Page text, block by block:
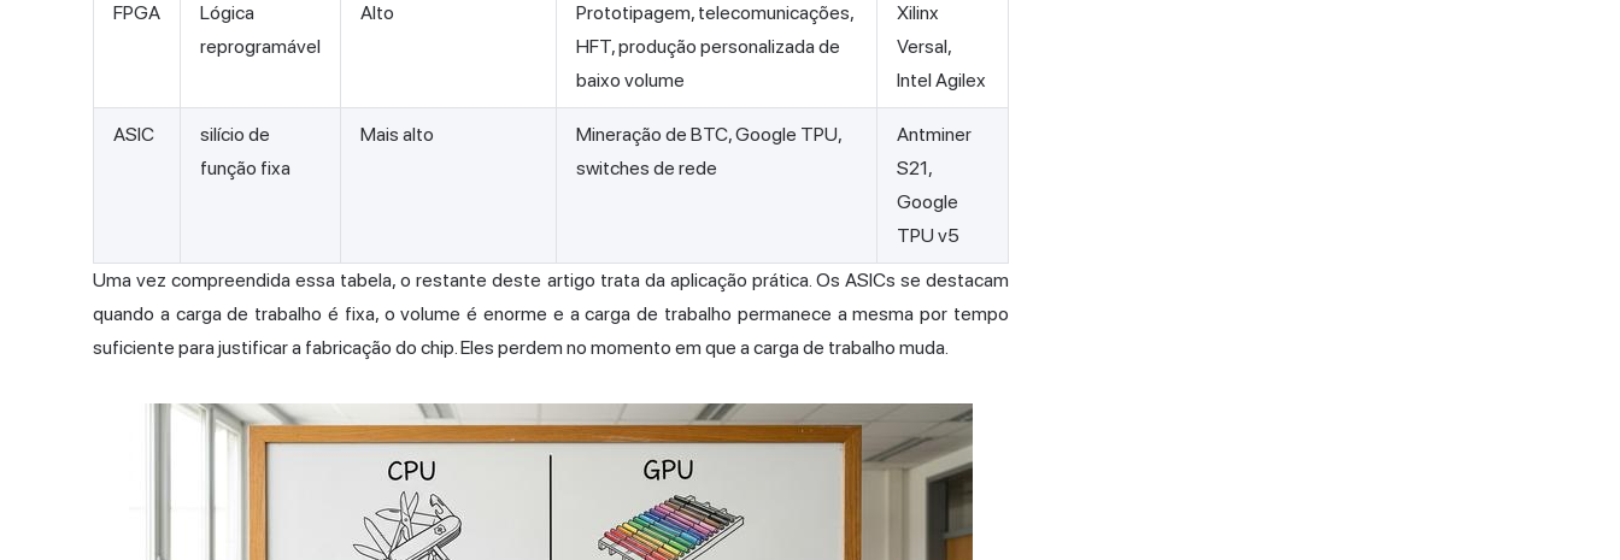
FPGA
Lógica
reprogramável
Alto
Prototipagem, telecomunicações,
HFT, produção personalizada de
baixo volume
Xilinx
Versal,
Intel Agilex
ASIC
silício de
função fixa
Mais alto
Mineração de BTC, Google TPU,
switches de rede
Antminer
S21,
Google
TPU v5
Uma vez compreendida essa tabela, o restante deste artigo trata da aplicação prática. Os ASICs se destacam
quando a carga de trabalho é fixa, o volume é enorme e a carga de trabalho permanece a mesma por tempo
suficiente para justificar a fabricação do chip. Eles perdem no momento em que a carga de trabalho muda.